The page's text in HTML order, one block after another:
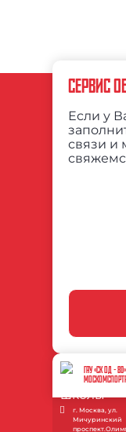
СЕРВИС
Если у
связи и
ГАУ «СК ОД - 80»
МОСКОМСПОРТА
г. Москва, ул.
Мичуринский